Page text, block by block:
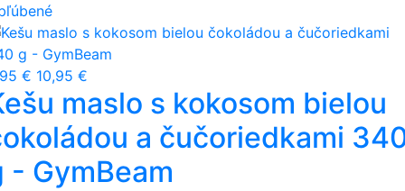
€ 10,95 €
maslo s kokosom bielou
a čučoriedkami
- GymBeam